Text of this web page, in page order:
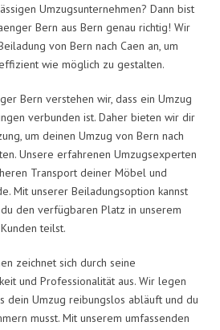
Umzugsunternehmen? Dann bist
Bern aus Bern genau richtig! Wir
von Bern nach Caen an, um
wie möglich zu gestalten.
Bern verstehen wir, dass ein Umzug
verbunden ist. Daher bieten wir dir
um deinen Umzug von Bern nach
Unsere erfahrenen Umzugsexperten
Transport deiner Möbel und
Mit unserer Beiladungsoption kannst
den verfügbaren Platz in unserem
teilst.
zeichnet sich durch seine
und Professionalität aus. Wir legen
dein Umzug reibungslos abläuft und du
musst. Mit unserem umfassenden